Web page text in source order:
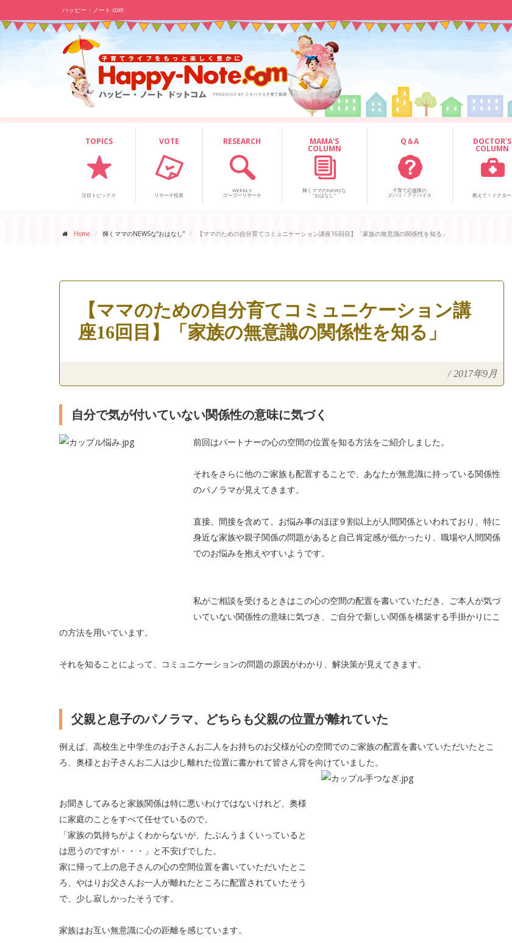
ハッピー・ノート.com
TOPICS
注目トピックス
VOTE
リサーチ投票
RESEARCH
WEEKLY
ゴーゴーリサーチ
MAMA'S
COLUMN
輝くママのNEWSな
“おはなし”
Q＆A
子育て応援隊の
ズバリ！アドバイス
DOCTOR'S
COLUMN
教えて！ドクター
Home 輝くママのNEWSな“おはなし” 【ママのための自分育てコミュニケーション講座16回目】「家族の無意識の関係性を知る」
【ママのための自分育てコミュニケーション講
座16回目】「家族の無意識の関係性を知る」
/ 2017年9月
自分で気が付いていない関係性の意味に気づく
前回はパートナーの心の空間の位置を知る方法をご紹介しました。
それをさらに他のご家族も配置することで、あなたが無意識に持っている関係性
のパノラマが見えてきます。
直接、間接を含めて、お悩み事のほぼ９割以上が人間関係といわれており、特に
身近な家族や親子関係の問題があると自己肯定感が低かったり、職場や人間関係
でのお悩みを抱えやすいようです。
私がご相談を受けるときはこの心の空間の配置を書いていただき、ご本人が気づ
いていない関係性の意味に気づき、ご自分で新しい関係を構築する手掛かりにこ
の方法を用いています。
それを知ることによって、コミュニケーションの問題の原因がわかり、解決策が見えてきます。
父親と息子のパノラマ、どちらも父親の位置が離れていた
例えば、高校生と中学生のお子さんお二人をお持ちのお父様が心の空間でのご家族の配置を書いていただいたとこ
ろ、奥様とお子さんお二人は少し離れた位置に書かれて皆さん背を向けていました。
お聞きしてみると家族関係は特に悪いわけではないけれど、奥様
に家庭のことをすべて任せているので、
「家族の気持ちがよくわからないが、たぶんうまくいっていると
は思うのですが・・・」と不安げでした。
家に帰って上の息子さんの心の空間位置を書いていただいたとこ
ろ、やはりお父さんお一人が離れたところに配置されていたそう
で、少し寂しかったそうです。
家族はお互い無意識に心の距離を感じています。